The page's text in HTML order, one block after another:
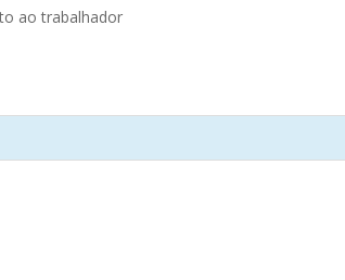
ao trabalhador